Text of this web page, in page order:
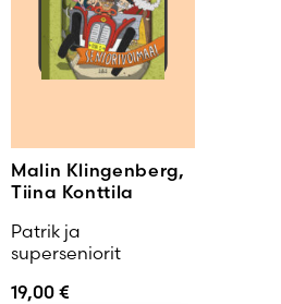
Malin Klingenberg,
Tiina Konttila
Patrik ja
superseniorit
19,00 €